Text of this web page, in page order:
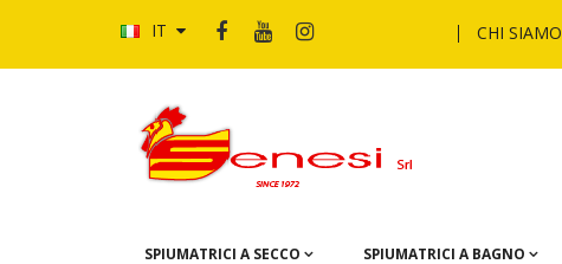
IT CHI SIAMO
SPIUMATRICI A SECCO SPIUMATRICI A BAGNO